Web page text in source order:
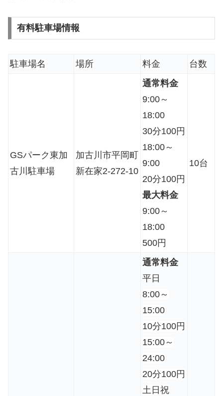
有料駐車場情報
駐車場名 場所 料金 台数
GSパーク東加
古川駐車場
加古川市平岡町
新在家2-272-10
通常料金
9:00～
18:00
30分100円
18:00～
9:00
20分100円
最大料金
9:00～
18:00
500円
10台
通常料金
平日
8:00～
15:00
10分100円
15:00～
24:00
20分100円
土日祝